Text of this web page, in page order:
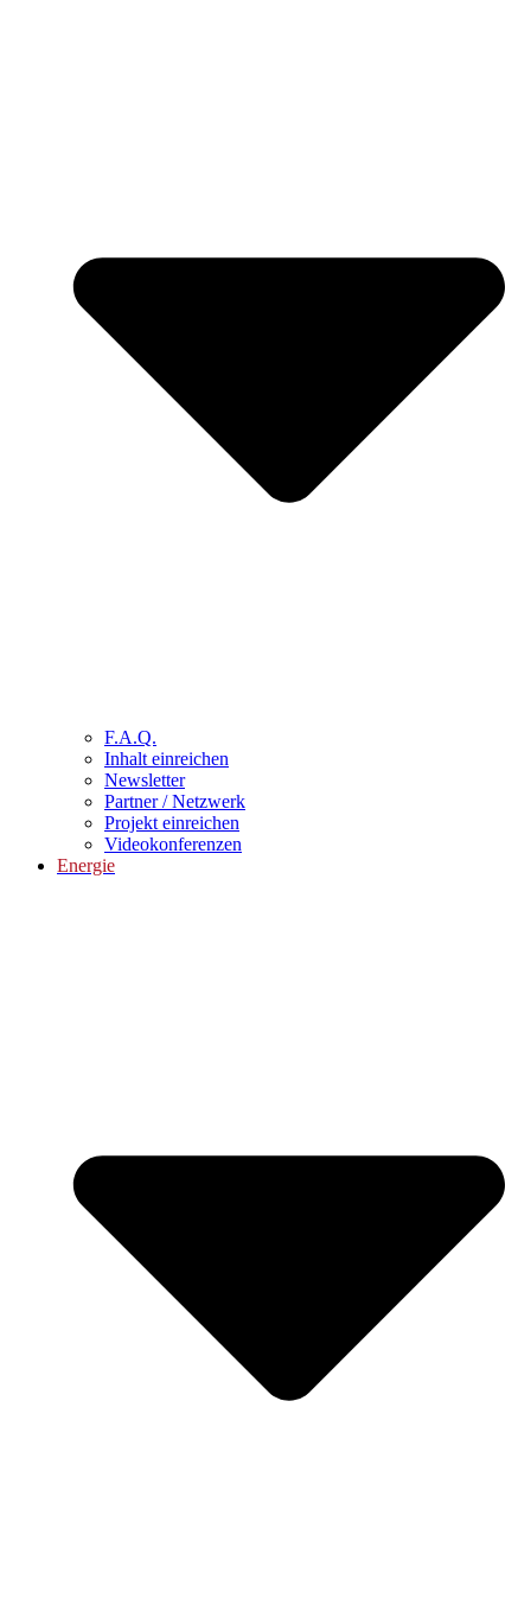
F.A.Q.
Inhalt einreichen
Newsletter
Partner / Netzwerk
Projekt einreichen
Videokonferenzen
Energie